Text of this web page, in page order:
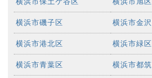
横浜市磯子区 横浜市金
横浜市港北区 横浜市緑区
横浜市青葉区 横浜市都